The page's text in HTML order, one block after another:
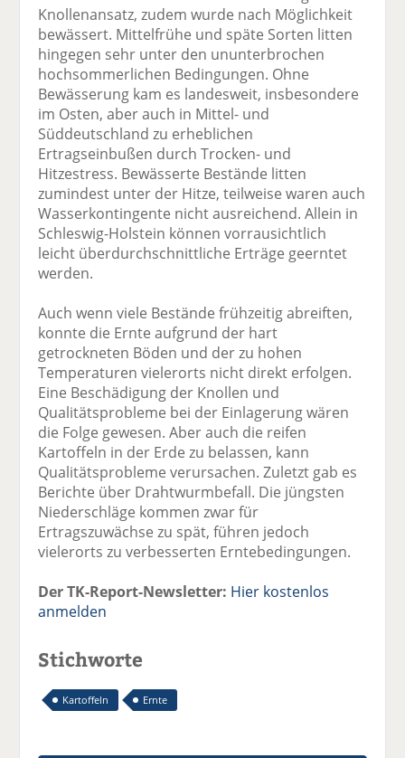
Knollenansatz, zudem wurde nach Möglichkeit
bewässert. Mittelfrühe und späte Sorten litten
hingegen sehr unter den ununterbrochen
hochsommerlichen Bedingungen. Ohne
Bewässerung kam es landesweit, insbesondere
im Osten, aber auch in Mittel- und
Süddeutschland zu erheblichen
Ertragseinbußen durch Trocken- und
Hitzestress. Bewässerte Bestände litten
zumindest unter der Hitze, teilweise waren auch
Wasserkontingente nicht ausreichend. Allein in
Schleswig-Holstein können vorrausichtlich
leicht überdurchschnittliche Erträge geerntet
werden.
Auch wenn viele Bestände frühzeitig abreiften,
konnte die Ernte aufgrund der hart
getrockneten Böden und der zu hohen
Temperaturen vielerorts nicht direkt erfolgen.
Eine Beschädigung der Knollen und
Qualitätsprobleme bei der Einlagerung wären
die Folge gewesen. Aber auch die reifen
Kartoffeln in der Erde zu belassen, kann
Qualitätsprobleme verursachen. Zuletzt gab es
Berichte über Drahtwurmbefall. Die jüngsten
Niederschläge kommen zwar für
Ertragszuwächse zu spät, führen jedoch
vielerorts zu verbesserten Erntebedingungen.
Der TK-Report-Newsletter: Hier kostenlos
anmelden
Stichworte
Kartoffeln Ernte